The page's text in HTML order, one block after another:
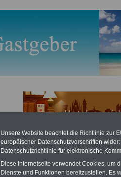
Prignitz:
Gastgeber
Unsere Website beachtet die Richtlinie zur
europäischer Datenschutzvorschriften
Datenschutzrichtlinie für elektronische
Diese Internetseite verwendet Cookies, um
Dienste und Funktionen bereitzustellen. Es